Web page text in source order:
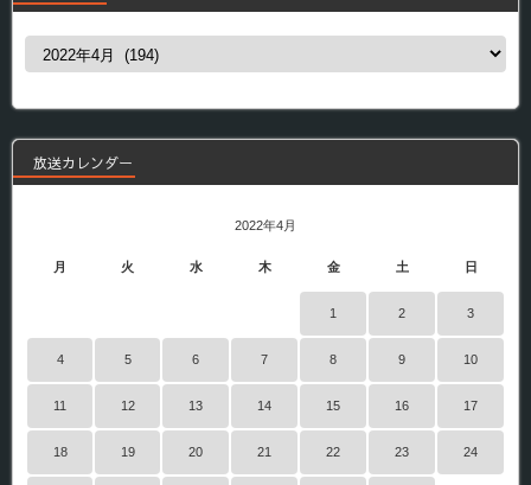
過
組
放送カレンダー
2022年4月
月 火 水 木 金 土 日
1 2 3
4 5 6 7 8 9 10
11 12 13 14 15 16 17
18 19 20 21 22 23 24